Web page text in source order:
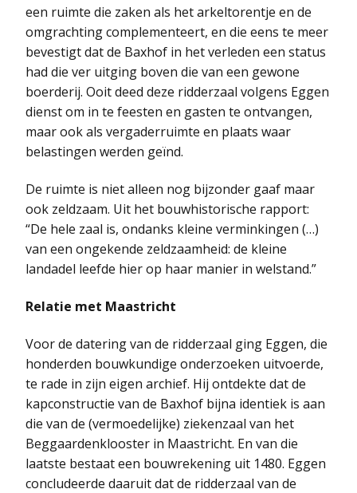
een ruimte die zaken als het arkeltorentje en de
omgrachting complementeert, en die eens te meer
bevestigt dat de Baxhof in het verleden een status
had die ver uitging boven die van een gewone
boerderij. Ooit deed deze ridderzaal volgens Eggen
dienst om in te feesten en gasten te ontvangen,
maar ook als vergaderruimte en plaats waar
belastingen werden geïnd.
De ruimte is niet alleen nog bijzonder gaaf maar
ook zeldzaam. Uit het bouwhistorische rapport:
“De hele zaal is, ondanks kleine verminkingen (…)
van een ongekende zeldzaamheid: de kleine
landadel leefde hier op haar manier in welstand.”
Relatie met Maastricht
Voor de datering van de ridderzaal ging Eggen, die
honderden bouwkundige onderzoeken uitvoerde,
te rade in zijn eigen archief. Hij ontdekte dat de
kapconstructie van de Baxhof bijna identiek is aan
die van de (vermoedelijke) ziekenzaal van het
Beggaardenklooster in Maastricht. En van die
laatste bestaat een bouwrekening uit 1480. Eggen
concludeerde daaruit dat de ridderzaal van de